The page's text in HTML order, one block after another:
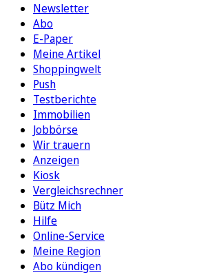
Newsletter
Abo
E-Paper
Meine Artikel
Shoppingwelt
Push
Testberichte
Immobilien
Jobbörse
Wir trauern
Anzeigen
Kiosk
Vergleichsrechner
Bütz Mich
Hilfe
Online-Service
Meine Region
Abo kündigen